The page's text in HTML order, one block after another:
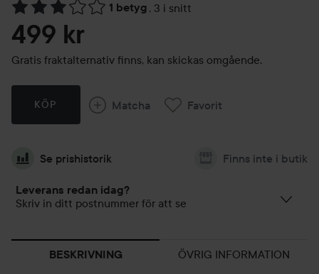
1 betyg , 3 i snitt
Hoppa till Betyg & kommentarer
499 kr
Gratis fraktalternativ finns, kan skickas omgående.
KÖP Matcha Favorit
Se prishistorik Finns inte i butik
Leverans redan idag?
Skriv in ditt postnummer för att se
BESKRIVNING ÖVRIG INFORMATION